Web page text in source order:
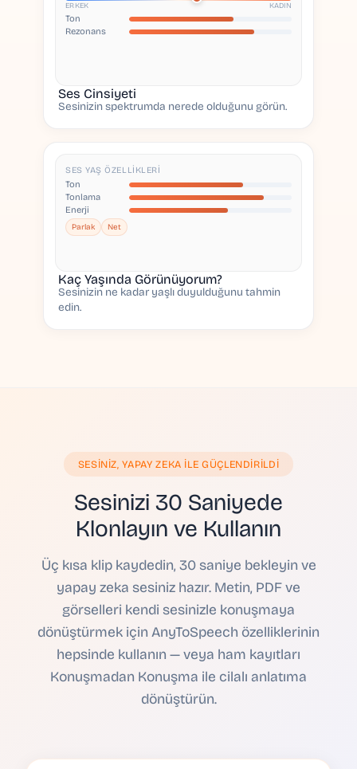
ERKEK KADIN
Ton
Rezonans
Ses Cinsiyeti
Sesinizin spektrumda nerede olduğunu görün.
SES YAŞ ÖZELLIKLERI
Ton
Tonlama
Enerji
Parlak Net
Kaç Yaşında Görünüyorum?
Sesinizin ne kadar yaşlı duyulduğunu tahmin
edin.
SESINIZ, YAPAY ZEKA ILE GÜÇLENDIRILDI
Sesinizi 30 Saniyede
Klonlayın ve Kullanın
Üç kısa klip kaydedin, 30 saniye bekleyin ve
yapay zeka sesiniz hazır. Metin, PDF ve
görselleri kendi sesinizle konuşmaya
dönüştürmek için AnyToSpeech özelliklerinin
hepsinde kullanın — veya ham kayıtları
Konuşmadan Konuşma ile cilalı anlatıma
dönüştürün.